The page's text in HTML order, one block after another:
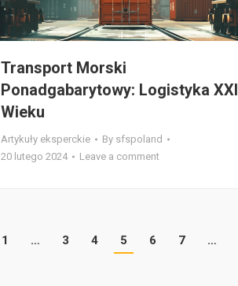
Transport Morski
Ponadgabarytowy: Logistyka XXI
Wieku
Artykuły eksperckie By sfspoland
20 lutego 2024
Leave a comment
1 … 3 4 5 6 7 …